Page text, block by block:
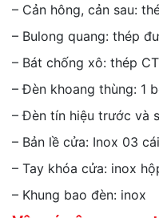
– Cản hông, cản sau:
– Bulong quang: thép
– Bát chống xô: thép
– Đèn khoang thùng: 1
– Đèn tín hiệu trước và
– Bản lề cửa: Inox 03
– Tay khóa cửa: inox
– Khung bao đèn: inox